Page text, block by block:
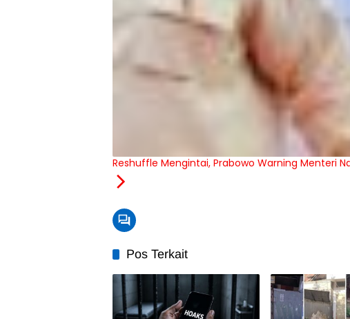
Reshuffle Mengintai, Prabowo Warning Menteri
Pos Terkait